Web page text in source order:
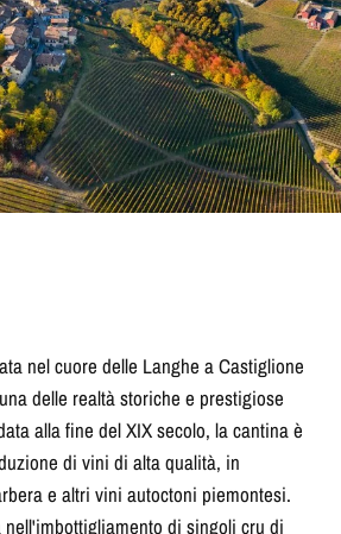
nel cuore delle Langhe a Castiglione
delle realtà storiche e prestigiose
alla fine del XIX secolo, la cantina è
di vini di alta qualità, in
e altri vini autoctoni piemontesi.
di singoli cru di